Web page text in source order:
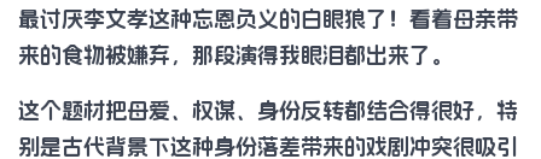
最讨厌李文孝这种忘恩负义的白眼狼了！看着母亲带
来的食物被嫌弃，那段演得我眼泪都出来了。
这个题材把母爱、权谋、身份反转都结合得很好，特
别是古代背景下这种身份落差带来的戏剧冲突很吸引